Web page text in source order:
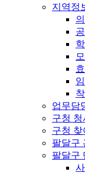
지역정
업무담
구청 청
구청 찾
팔달구
팔달구